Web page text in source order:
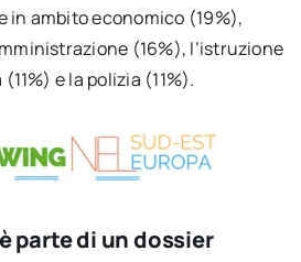
ambito economico (19%),
(16%), l’istruzione
e la polizia (11%).
parte di un dossier